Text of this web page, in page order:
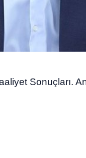
Sonuçları.